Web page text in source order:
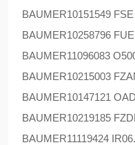
BAUMER10151549
BAUMER10258796
BAUMER11096083
BAUMER10215003
BAUMER10147121
BAUMER10219185
BAUMER11119424